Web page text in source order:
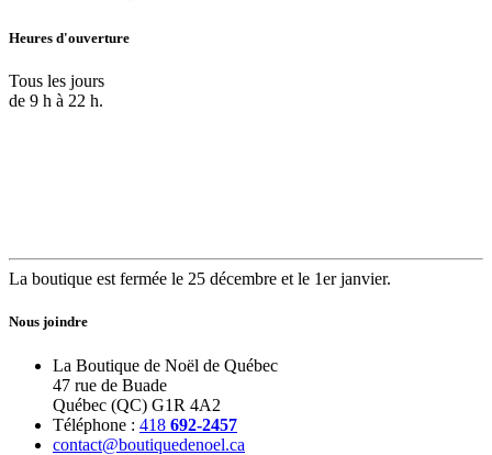
Heures d'ouverture
Tous les jours
de 9 h à 22 h.
La boutique est fermée le 25 décembre et le 1er janvier.
Nous joindre
La Boutique de Noël de Québec
47 rue de Buade
Québec (QC) G1R 4A2
Téléphone : 418 692-2457
contact@boutiquedenoel.ca